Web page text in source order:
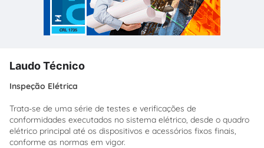
Laudo Técnico
Inspeção Elétrica
Trata-se de uma série de testes e verificações de
conformidades executados no sistema elétrico, desde o quadro
elétrico principal até os dispositivos e acessórios fixos finais,
conforme as normas em vigor.